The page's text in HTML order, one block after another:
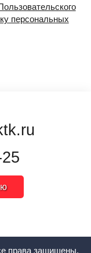
персональных
права защищены.